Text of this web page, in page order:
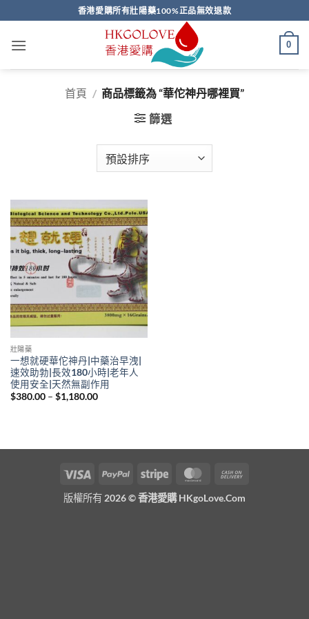
to
content
香港愛購所有壯陽藥100%正品無效退款
0
首頁 / 商品標籤為 “華佗神丹哪裡買”
篩選
壯陽藥
一想就硬華佗神丹|中藥治早洩|
速效助勃|長效180小時|老年人
使用安全|天然無副作用
$380.00 – $1,180.00Price
Visa PayPal Stripe MasterCard
版權所有 2026 ©香港愛購 HKgoLove.Com